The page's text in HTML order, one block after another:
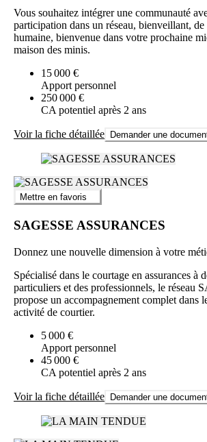
Vous souhaitez intégrer une communauté
participation dans un réseau, bienveillant,
humaine, bienvenue dans votre prochaine
maison des minis.
15 000 €
Apport personnel
250 000 €
CA potentiel après 2 ans
Voir la fiche détaillée Demander une
Mettre en favoris
SAGESSE ASSURANCES
Donnez une nouvelle dimension à votre
Spécialisé dans le courtage en assurances à
particuliers et des professionnels, le réseau
propose un accompagnement complet dans
activité de courtier.
5 000 €
Apport personnel
45 000 €
CA potentiel après 2 ans
Voir la fiche détaillée Demander une